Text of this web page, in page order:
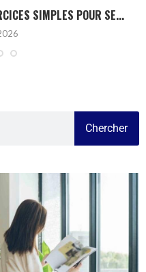
SIMPLES POUR SE...
Chercher